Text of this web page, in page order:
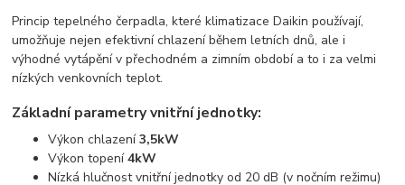
Princip tepelného čerpadla, které klimatizace Daikin používají,
umožňuje nejen efektivní chlazení během letních dnů, ale i
výhodné vytápění v přechodném a zimním období a to i za velmi
nízkých venkovních teplot.
Základní parametry vnitřní jednotky:
Výkon chlazení3,5kW
Výkon topení4kW
Nízká hlučnost vnitřní jednotky od 20 dB (v nočním režimu)